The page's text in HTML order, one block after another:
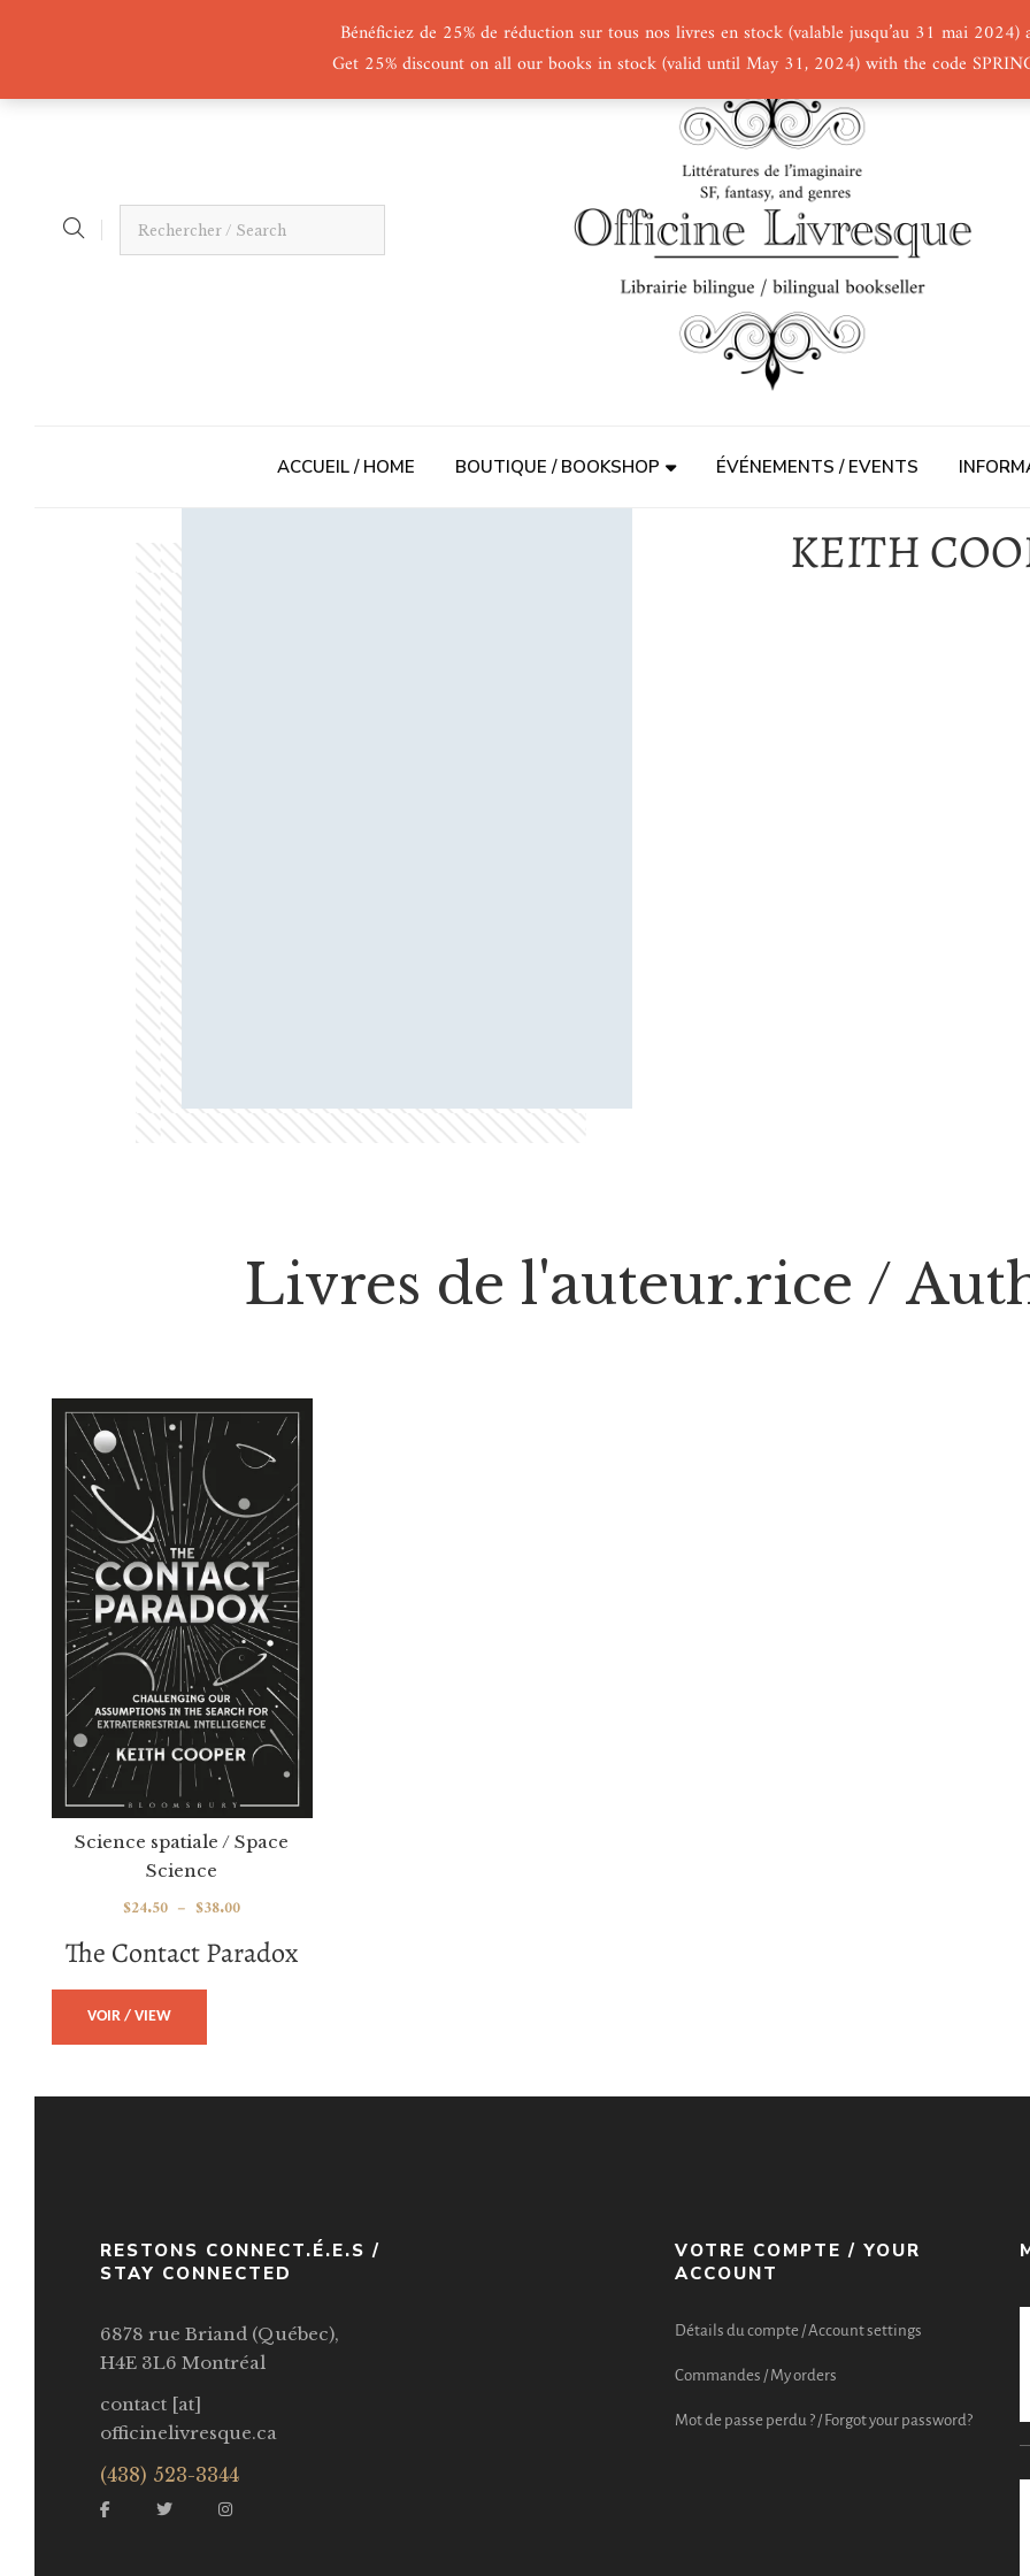
Bénéficiez de 25% de réduction sur tous nos livres en stock (valable jusqu’au 31 mai 2024)
Get 25% discount on all our books in stock (valid until May 31, 2024) with the code
ACCUEIL / HOME BOUTIQUE / BOOKSHOP ÉVÉNEMENTS / EVENTS
KEITH
Livres de l'auteur.rice /
The Contact Paradox
Science spatiale / Space
Science
$24.50 – $38.00
VOIR / VIEW
RESTONS CONNECT.É.E.S /
STAY CONNECTED
6878 rue Briand (Québec),
H4E 3L6 Montréal
contact [at]
officinelivresque.ca
(438) 523-3344
VOTRE COMPTE / YOUR
ACCOUNT
Détails du compte / Account settings
Commandes / My orders
Mot de passe perdu ? / Forgot your password?